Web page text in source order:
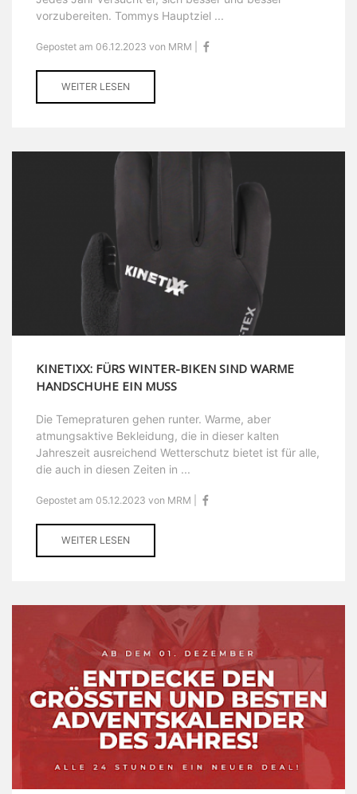
vorzubereiten. Tommys Hauptziel ...
Gepostet am 06.12.2023 von MRM |
WEITER LESEN
KINETIXX: FÜRS WINTER-BIKEN SIND WARME
HANDSCHUHE EIN MUSS
Die Temepraturen gehen runter. Warme, aber
atmungsaktive Bekleidung, die in dieser kalten
Jahreszeit ausreichend Wetterschutz bietet ist für alle,
die auch in diesen Zeiten in ...
Gepostet am 05.12.2023 von MRM |
WEITER LESEN